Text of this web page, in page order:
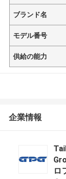
ブランド名
モデル番号
供給の能力
企業情報
ロ